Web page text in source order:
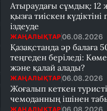
Атыраудағы сұмдық: 12
қызға тиіскен
іздеуде
ЖАҢАЛЫҚТАР 06.08.2026
Қазақстанда әр балаға
теңгеден беріледі:
және қалай алады?
ЖАҢАЛЫҚТАР 06.08.2026
Жоғалып кеткен
чемоданның ішінен
ЖАҢАЛЫҚТАР 06.08.2026